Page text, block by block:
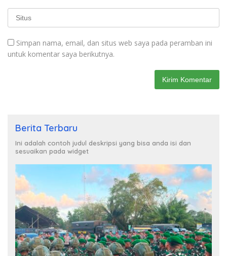
Simpan nama, email, dan situs web saya pada peramban ini
untuk komentar saya berikutnya.
Berita Terbaru
Ini adalah contoh judul deskripsi yang bisa anda isi dan
sesuaikan pada widget